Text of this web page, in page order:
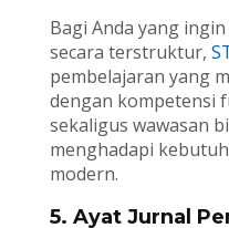
Bagi Anda yang
secara terstruktur,
pembelajaran yang
dengan kompetensi
sekaligus wawasan
menghadapi
modern.
5. Ayat Jurnal